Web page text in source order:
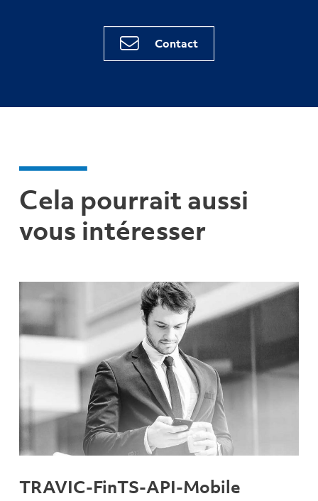
Contact
Cela pourrait aussi
vous intéresser
TRAVIC-FinTS-API-Mobile